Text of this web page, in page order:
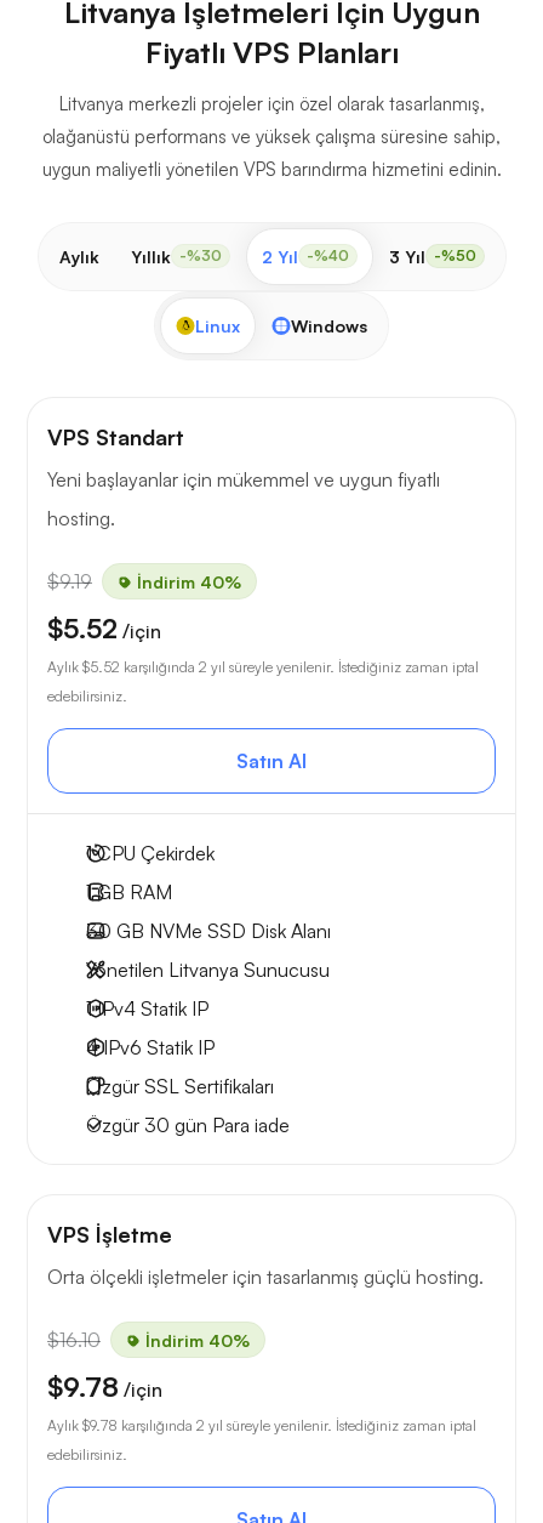
Litvanya İşletmeleri İçin Uygun
Fiyatlı VPS Planları
Litvanya merkezli projeler için özel olarak tasarlanmış,
olağanüstü performans ve yüksek çalışma süresine sahip,
uygun maliyetli yönetilen VPS barındırma hizmetini edinin.
Aylık Yıllık -%30 2 Yıl -%40 3 Yıl -%50
Linux Windows
VPS Standart
Yeni başlayanlar için mükemmel ve uygun fiyatlı
hosting.
$9.19 İndirim 40%
$5.52 /için
Aylık $5.52 karşılığında 2 yıl süreyle yenilenir. İstediğiniz zaman iptal
edebilirsiniz.
Satın Al
1CPU Çekirdek
1 GB RAM
30 GB NVMe SSD Disk Alanı
Yönetilen Litvanya Sunucusu
1 IPv4 Statik IP
4 IPv6 Statik IP
Özgür SSL Sertifikaları
Özgür 30 gün Para iade
VPS İşletme
Orta ölçekli işletmeler için tasarlanmış güçlü hosting.
$16.10 İndirim 40%
$9.78 /için
Aylık $9.78 karşılığında 2 yıl süreyle yenilenir. İstediğiniz zaman iptal
edebilirsiniz.